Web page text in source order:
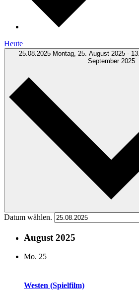
Heute
25.08.2025 Montag, 25. August 2025 -
September 2025
Datum wählen.
August 2025
Mo. 25
Westen (Spielfilm)